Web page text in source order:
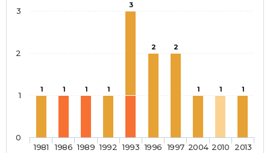
1 1 1 1
3
2 2
1 1 1
1981 1986 1989 1992 1993 1996 1997 2004 2010 2013
0
1
2
3